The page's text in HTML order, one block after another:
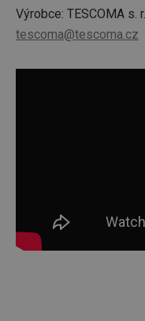
Výrobce: TESCOMA s.
tescoma@tescoma.cz